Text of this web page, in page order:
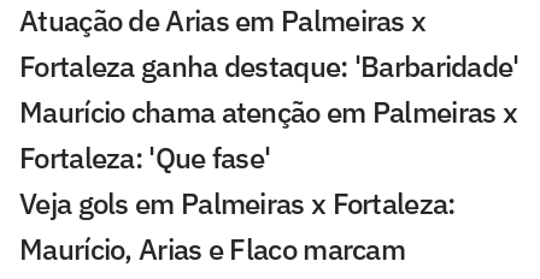
Atuação de Arias em Palmeiras x
Fortaleza ganha destaque: 'Barbaridade'
Maurício chama atenção em Palmeiras x
Fortaleza: 'Que fase'
Veja gols em Palmeiras x Fortaleza:
Maurício, Arias e Flaco marcam